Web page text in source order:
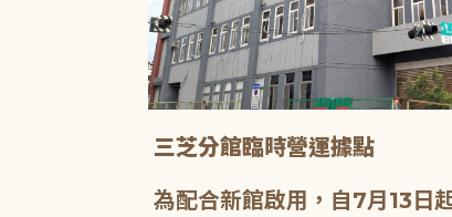
三芝分館臨時營運據點
為配合新館啟用，自7月13日